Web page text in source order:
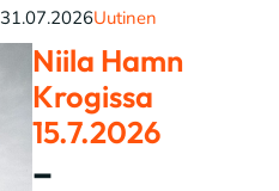
31.07.2026Uutinen
Niila Hamn
Krogissa
15.7.2026
–